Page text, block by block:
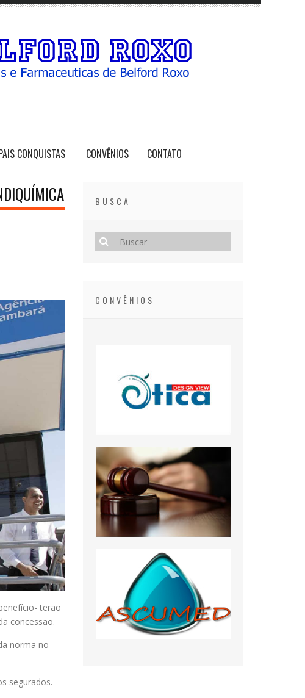
CONQUISTAS CONVÊNIOS CONTATO
terão
concessão.
norma no
segurados.
BUSCA
CONVÊNIOS